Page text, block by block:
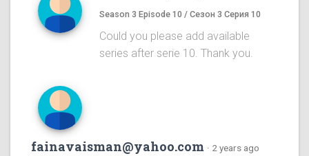
Season 3 Episode 10 / Сезон 3 Серия 10
Could you please add available
series after serie 10. Thank you.
fainavaisman@yahoo.com · 2 years ago